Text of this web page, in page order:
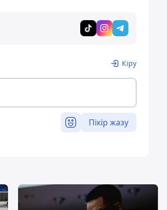
Кіру
Пікір жазу